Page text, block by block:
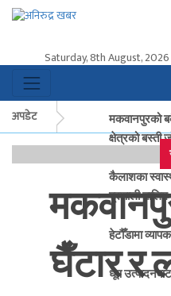
Saturday, 8th August, 2026
अपडेट
मकवानपुरको
क्षेत्रको बस्ती
कैलाशका
प्रणाली तालिम
हेटौँडामा
धूप
घैँटार र